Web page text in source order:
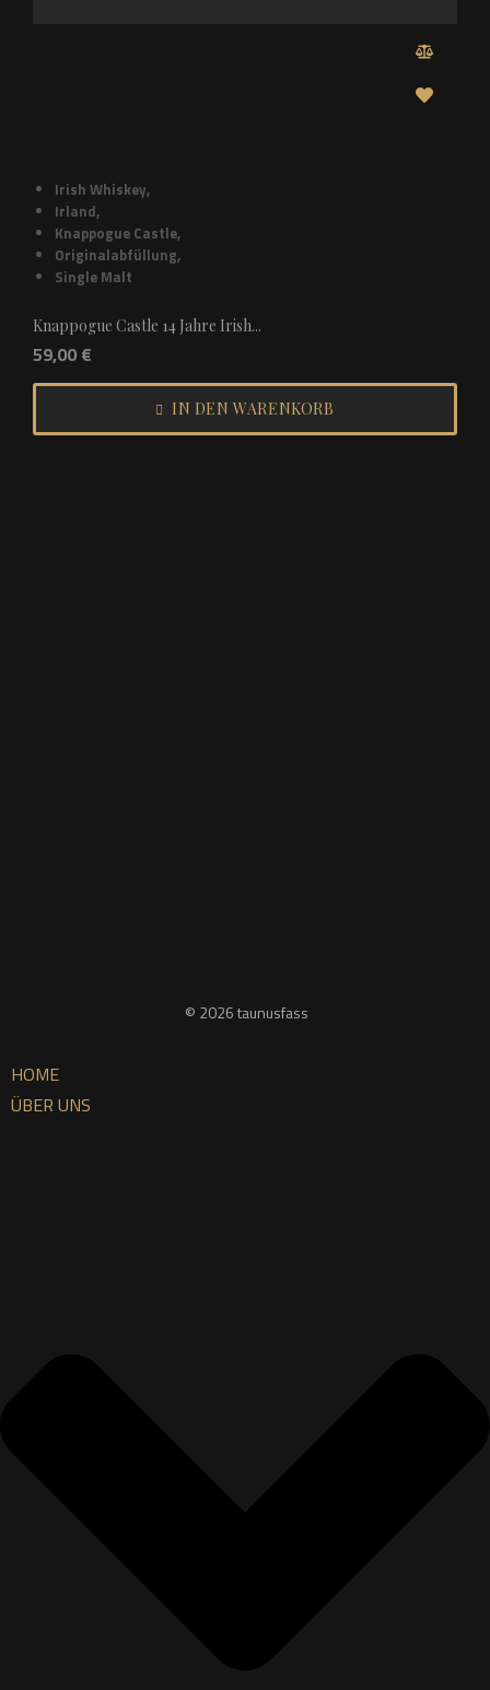
Irish Whiskey,
Irland,
Knappogue Castle,
Originalabfüllung,
Single Malt
Knappogue Castle 14 Jahre Irish...
59,00 €
IN DEN WARENKORB
© 2026 taunusfass
HOME
ÜBER UNS